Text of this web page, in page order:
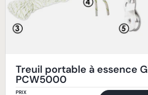
Treuil portable à essence
PCW5000
PRIX